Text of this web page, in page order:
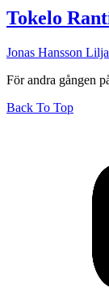
Tokelo
Jonas Hansson Lilja
För andra gången
Back To Top